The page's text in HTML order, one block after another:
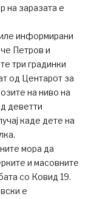
на заразата е
информирани
Петров и
три градинки
од Центарот за
на ниво на
деветти
каде дете на
мора да
и масовните
со Ковид 19.
е